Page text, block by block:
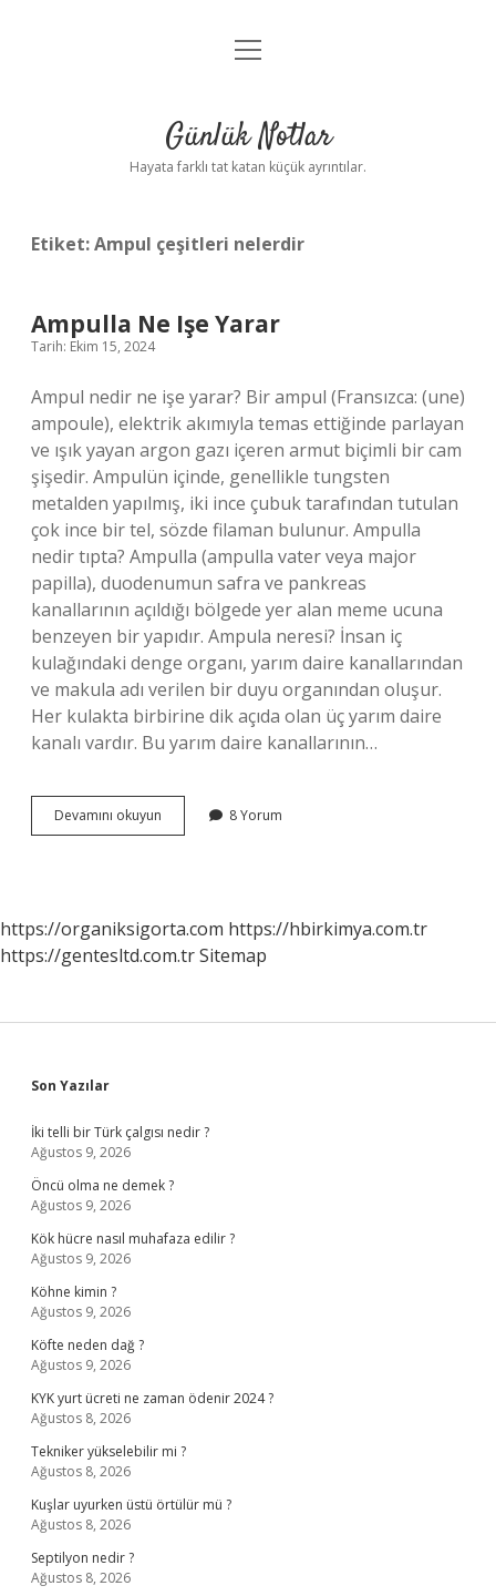
Anasayfa
Yasal Uyarı
menüyü
Günlük Notlar
Hayata farklı tat katan küçük ayrıntılar.
Etiket:Ampul çeşitleri nelerdir
Ampulla Ne Işe Yarar
Tarih: Ekim 15, 2024
Ampul nedir ne işe yarar? Bir ampul (Fransızca: (une)
ampoule), elektrik akımıyla temas ettiğinde parlayan
ve ışık yayan argon gazı içeren armut biçimli bir cam
şişedir. Ampulün içinde, genellikle tungsten
metalden yapılmış, iki ince çubuk tarafından tutulan
çok ince bir tel, sözde filaman bulunur. Ampulla
nedir tıpta? Ampulla (ampulla vater veya major
papilla), duodenumun safra ve pankreas
kanallarının açıldığı bölgede yer alan meme ucuna
benzeyen bir yapıdır. Ampula neresi? İnsan iç
kulağındaki denge organı, yarım daire kanallarından
ve makula adı verilen bir duyu organından oluşur.
Her kulakta birbirine dik açıda olan üç yarım daire
kanalı vardır. Bu yarım daire kanallarının…
Devamını okuyun Ampulla
Ne
8 Yorum
https://organiksigorta.com https://hbirkimya.com.tr
https://gentesltd.com.trSitemap
Sidebar
Son Yazılar
İki telli bir Türk çalgısı nedir ?
Ağustos 9, 2026
Öncü olma ne demek ?
Ağustos 9, 2026
Kök hücre nasıl muhafaza edilir ?
Ağustos 9, 2026
Köhne kimin ?
Ağustos 9, 2026
Köfte neden dağ ?
Ağustos 9, 2026
KYK yurt ücreti ne zaman ödenir 2024 ?
Ağustos 8, 2026
Tekniker yükselebilir mi ?
Ağustos 8, 2026
Kuşlar uyurken üstü örtülür mü ?
Ağustos 8, 2026
Septilyon nedir ?
Ağustos 8, 2026